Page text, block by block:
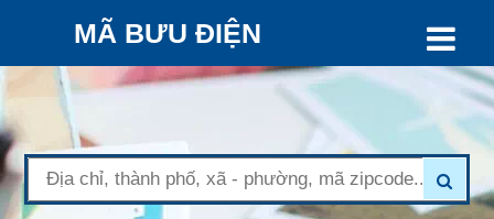
MÃ BƯU ĐIỆN